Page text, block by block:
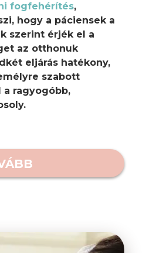
fogfehérítés,
hogy a páciensek a
szerint érjék el a
az otthonuk
eljárás hatékony,
szabott
a ragyogóbb,